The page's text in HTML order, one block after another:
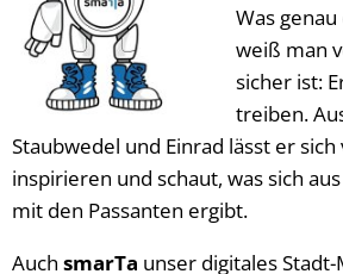
Was
weiß man
sicher ist:
treiben.
Staubwedel und Einrad lässt er
inspirieren und schaut, was sich
mit den Passanten ergibt.
Auch smarTa unser digitales